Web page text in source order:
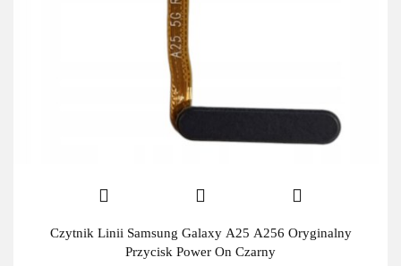
Czytnik Linii Samsung Galaxy A25 A256 Oryginalny
Przycisk Power On Czarny